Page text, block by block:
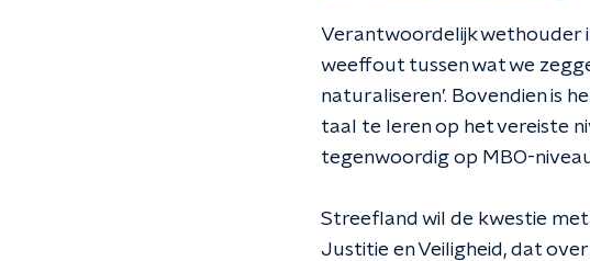
Verantwoordelijk wethouder
weeffout tussen wat we
naturaliseren’. Bovendien is
taal te leren op het vereiste
tegenwoordig op MBO-
Streefland wil de kwestie
Justitie en Veiligheid, dat